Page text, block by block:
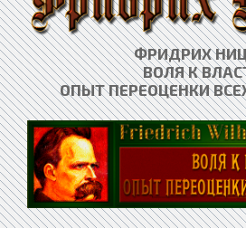
ФРИДРИХ
ВОЛЯ К
ОПЫТ ПЕРЕОЦЕНКИ